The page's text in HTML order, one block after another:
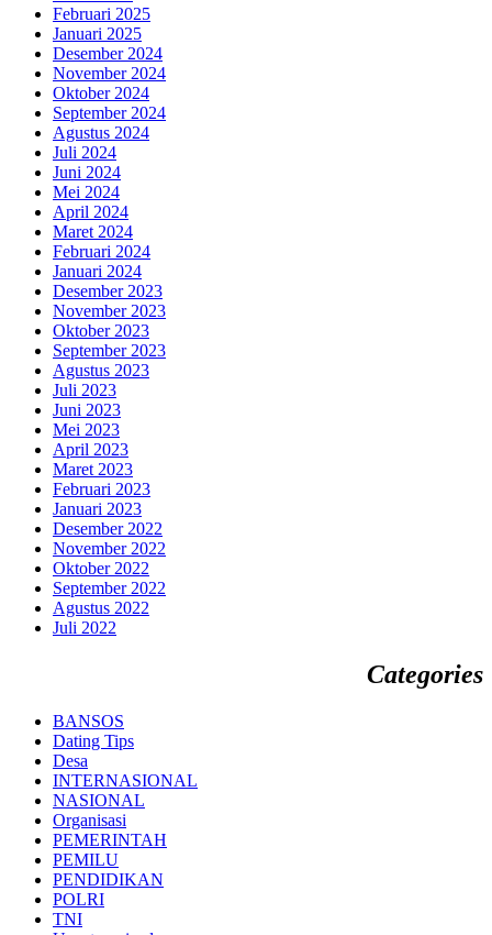
Februari 2025
Januari 2025
Desember 2024
November 2024
Oktober 2024
September 2024
Agustus 2024
Juli 2024
Juni 2024
Mei 2024
April 2024
Maret 2024
Februari 2024
Januari 2024
Desember 2023
November 2023
Oktober 2023
September 2023
Agustus 2023
Juli 2023
Juni 2023
Mei 2023
April 2023
Maret 2023
Februari 2023
Januari 2023
Desember 2022
November 2022
Oktober 2022
September 2022
Agustus 2022
Juli 2022
Categories
BANSOS
Dating Tips
Desa
INTERNASIONAL
NASIONAL
Organisasi
PEMERINTAH
PEMILU
PENDIDIKAN
POLRI
TNI